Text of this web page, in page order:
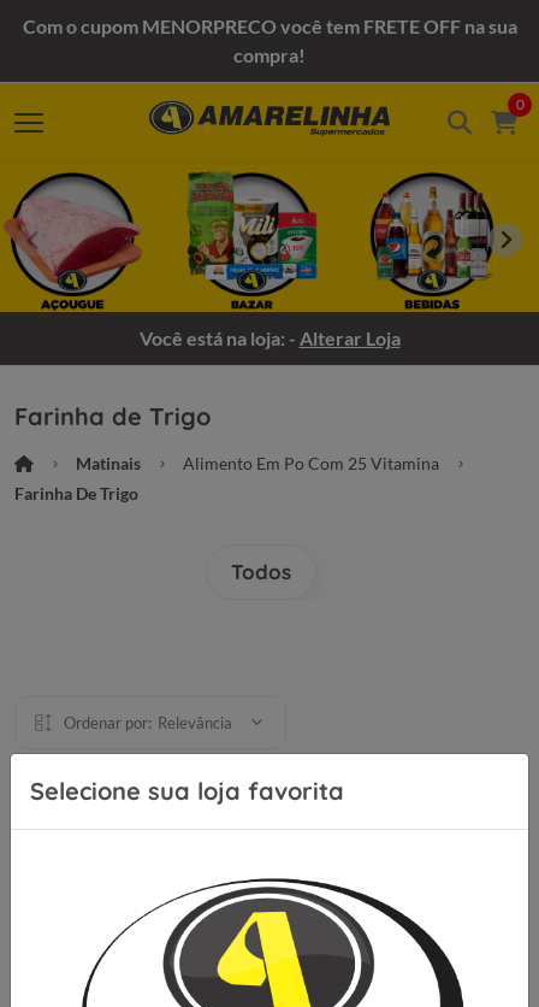
Com o cupom MENORPRECO você tem FRETE OFF na sua
compra!
0
Você está na loja: - Alterar Loja
Selecione sua loja favorita
Farinha de Trigo
Matinais
Alimento Em Po Com 25 Vitamina
Farinha De Trigo
Todos
Ordenar por: Relevância
Se inscreva para receber nossas
novidades e ofertas